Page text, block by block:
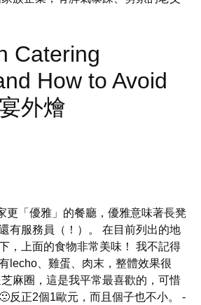
Catering
How to Avoid
外燴
更「優雅」的餐廳，優雅意味著長凳
有服務員（！）。 在目前列出的地
，上面的食物非常美味！ 我不記得
lecho、雞蛋、肉末，整體效果很
麻圈，這是我平常最喜歡的，可惜
反正2個1歐元，而且個子也不小。 -